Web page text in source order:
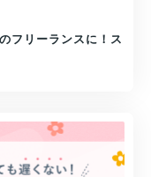
フリーランスに！ス